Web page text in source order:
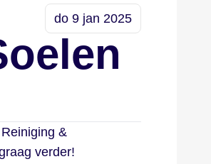
do 9 jan 2025
&
verder!